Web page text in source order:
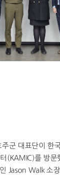
군 대표단이 한
(KAMIC)를 방문
Jason Walk 소